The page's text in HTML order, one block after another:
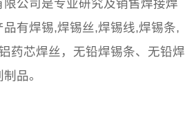
公司是专业研究及销售焊接焊
有焊锡,焊锡丝,焊锡线,焊锡条,
药芯焊丝，无铅焊锡条、无铅焊
品。